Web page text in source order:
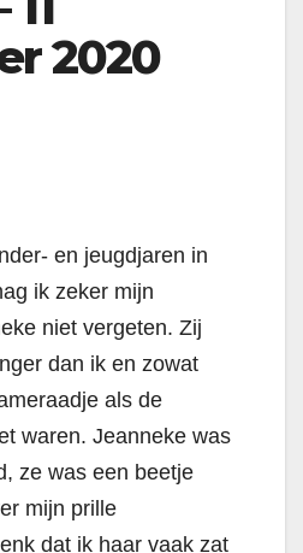
2020
en jeugdjaren in
ik zeker mijn
niet vergeten. Zij
dan ik en zowat
als de
waren. Jeanneke was
ze was een beetje
mijn prille
dat ik haar vaak zat